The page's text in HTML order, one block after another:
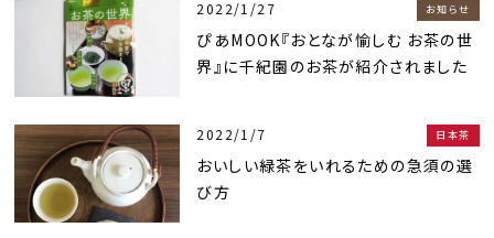
2022/1/27 お知らせ
ぴあMOOK『おとなが愉しむ お茶の世
界』に千紀園のお茶が紹介されました
2022/1/7 日本茶
おいしい緑茶をいれるための急須の選
び方